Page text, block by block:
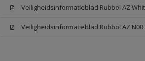
Veiligheidsinformatieblad Rubbol AZ
Veiligheidsinformatieblad Rubbol AZ N00